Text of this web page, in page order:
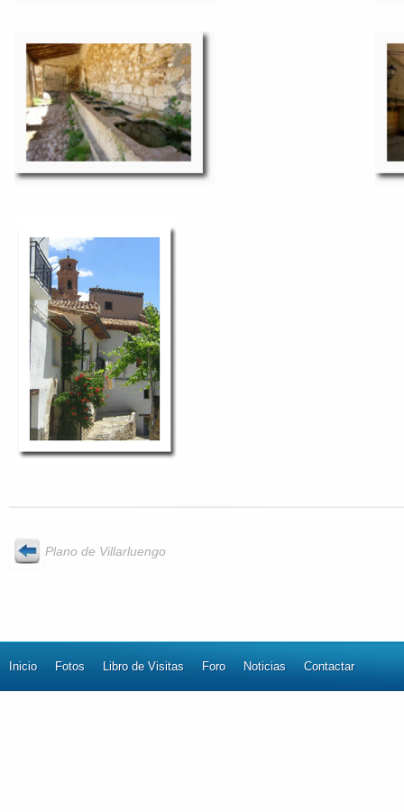
Plano de Villarluengo
Inicio Fotos Libro de Visitas Foro Noticias Contactar